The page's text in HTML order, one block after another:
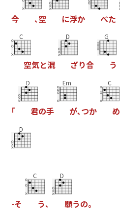
今 ､空 に浮か べた
C
空気と混
D
ざり合
G
う
｢
D
君の手
Em
が､つか
C
め
D
-そ
C
う､
D
願うの｡